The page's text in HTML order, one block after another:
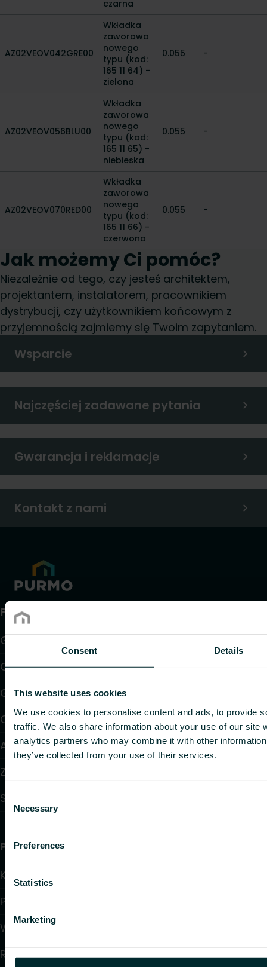
Consent Details
This website uses cookies
We use cookies to personalise content and ads, to provide
traffic. We also share information about your use of our site
analytics partners who may combine it with other
they’ve collected from your use of their services.
Consent
Selection
Necessary
Preferences
Statistics
Marketing
czarna
AZ02VEOV042GRE00
Wkładka
zaworowa
nowego
typu (kod:
165 11 64) -
zielona
0.055 -
AZ02VEOV056BLU00
Wkładka
zaworowa
nowego
typu (kod:
165 11 65) -
niebieska
0.055 -
AZ02VEOV070RED00
Wkładka
zaworowa
nowego
typu (kod:
165 11 66) -
czerwona
0.055 -
Jak możemy Ci pomóc?
Niezależnie od tego, czy jesteś architektem,
projektantem, instalatorem, pracownikiem
dystrybucji, czy użytkownikiem końcowym z
przyjemnością zajmiemy się Twoim zapytaniem.
Wsparcie
Najczęściej zadawane pytania
Gwarancja i reklamacje
Kontakt z nami
Produkty
Grzejniki
Ogrzewanie i chłodzenie podłogowe
Grzejniki konwektorowe i klimakonwektory
Ogrzewanie elektryczne
Automatyka
Zawory i głowice termostatyczne
Systemy instalacyjne
Przydatne linki
Kalkulatory doboru produktów
Pliki do pobrania
Wsparcie
Rozwiązania